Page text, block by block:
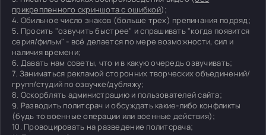
прикрепленного скриншота с ошибкой);
4. Обильное число знаков (больше трех) препинания подряд;
5. Просить "озвучить быстрее" и спрашивать "когда появится
серия/фильм" - всё делается по мере возможности, сил и
наличия времени;
6. Давать нам советы, что и в какую очередь озвучивать;
7. Заниматься рекламой сторонних творческих объединений/
групп/студий по озвучке/дубляжу;
8. Оскорблять администрацию и пользователей сайта;
9. Разводить политсрач и обсуждать какие-либо конфликты
(будь то военные операции или военные действия);
10. Провоцировать на разведение политсрача;